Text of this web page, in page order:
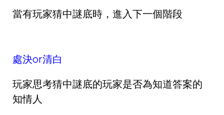
當有玩家猜中謎底時，進入下一個階段
處決or清白
玩家思考猜中謎底的玩家是否為知道答案的
知情人